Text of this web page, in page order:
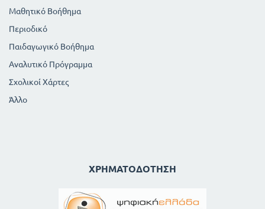
Μαθητικό Βοήθημα
Περιοδικό
Παιδαγωγικό Βοήθημα
Αναλυτικό Πρόγραμμα
Σχολικοί Χάρτες
Άλλο
ΧΡΗΜΑΤΟΔΌΤΗΣΗ